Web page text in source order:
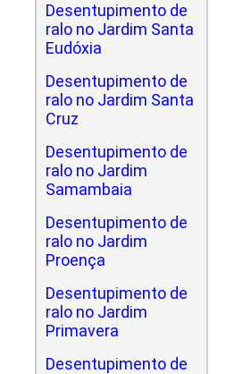
Desentupimento de
ralo no Jardim Santa
Eudóxia
Desentupimento de
ralo no Jardim Santa
Cruz
Desentupimento de
ralo no Jardim
Samambaia
Desentupimento de
ralo no Jardim
Proença
Desentupimento de
ralo no Jardim
Primavera
Desentupimento de